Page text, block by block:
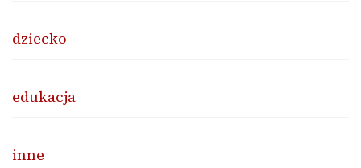
dziecko
edukacja
inne